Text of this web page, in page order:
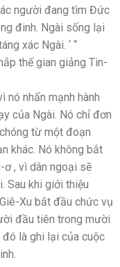
người đang tìm Đức
đinh. Ngài sống lại
xác Ngài. ‘ “
thế gian giảng Tin-
nó nhấn mạnh hành
của Ngài. Nó chỉ đơn
từ một đoạn
khác. Nó không bắt
, vì dân ngoại sẽ
Sau khi giới thiệu
Xu bắt đầu chức vụ
đầu tiên trong mười
là ghi lại của cuộc